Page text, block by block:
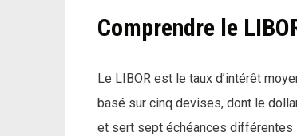
Comprendre le
Le LIBOR est le taux d’intérêt
basé sur cinq devises, dont le
et sert sept échéances différentes